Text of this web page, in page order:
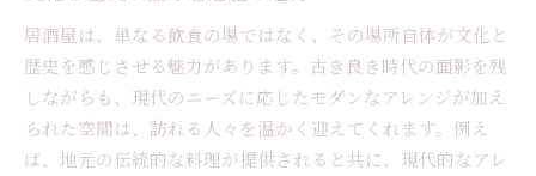
居酒屋は、単なる飲食の場ではなく、その場所自体が文化と
歴史を感じさせる魅力があります。古き良き時代の面影を残
しながらも、現代のニーズに応じたモダンなアレンジが加え
られた空間は、訪れる人々を温かく迎えてくれます。例え
ば、地元の伝統的な料理が提供されると共に、現代的なアレ